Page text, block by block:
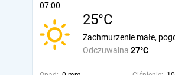
07:00
25°C
Odczuwalna 27°C
Zachmurzenie małe,